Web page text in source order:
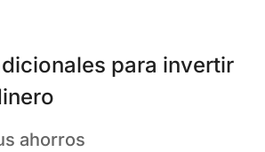
para invertir
ahorros